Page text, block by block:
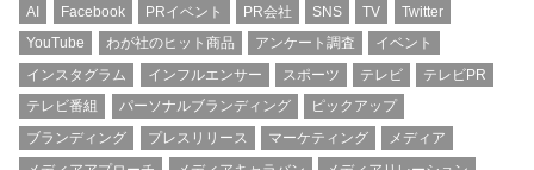
AI Facebook PRイベント PR会社 SNS TV
Twitter
YouTube
わが社のヒット商品 アンケート調査
イベント
インスタグラム
インフルエンサー スポーツ テレビ
テレビPR
テレビ番組
パーソナルブランディング
ピックアップ
ブランディング
プレスリリース マーケティング
メディア